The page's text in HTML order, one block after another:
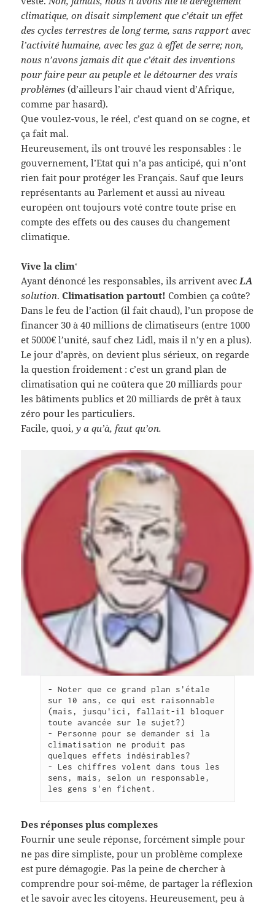
climatique, on disait simplement que c’était un effet
des cycles terrestres de long terme, sans rapport avec
l’activité humaine, avec les gaz à effet de serre; non,
nous n’avons jamais dit que c’était des inventions
pour faire peur au peuple et le détourner des vrais
problèmes (d’ailleurs l’air chaud vient d’Afrique,
comme par hasard).
Que voulez-vous, le réel, c’est quand on se cogne, et
ça fait mal.
Heureusement, ils ont trouvé les responsables : le
gouvernement, l’Etat qui n’a pas anticipé, qui n’ont
rien fait pour protéger les Français. Sauf que leurs
représentants au Parlement et aussi au niveau
européen ont toujours voté contre toute prise en
compte des effets ou des causes du changement
climatique.
Vive la clim‘
Ayant dénoncé les responsables, ils arrivent avecLA
solution.Climatisation partout! Combien ça coûte?
Dans le feu de l’action (il fait chaud), l’un propose de
financer 30 à 40 millions de climatiseurs (entre 1000
et 5000€ l’unité, sauf chez Lidl, mais il n’y en a plus).
Le jour d’après, on devient plus sérieux, on regarde
la question froidement : c’est un grand plan de
climatisation qui ne coûtera que 20 milliards pour
les bâtiments publics et 20 milliards de prêt à taux
zéro pour les particuliers.
Facile, quoi,y a qu’à, faut qu’on.
- Noter que ce grand plan s'étale
sur 10 ans, ce qui est raisonnable
(mais, jusqu'ici, fallait-il bloquer
toute avancée sur le sujet?)
- Personne pour se demander si la
climatisation ne produit pas
quelques effets indésirables?
- Les chiffres volent dans tous les
sens, mais, selon un responsable,
les gens s'en fichent.
Des réponses plus complexes
Fournir une seule réponse, forcément simple pour
ne pas dire simpliste, pour un problème complexe
est pure démagogie. Pas la peine de chercher à
comprendre pour soi-même, de partager la réflexion
et le savoir avec les citoyens. Heureusement, peu à